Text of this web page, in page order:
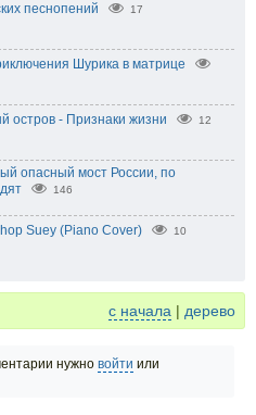
песнопений 17
Шурика в матрице
остров - Признаки жизни 12
опасный мост России, по
146
Suey (Piano Cover) 10
с начала | дерево
нужно войти или